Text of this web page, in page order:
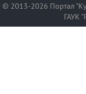
© 2013-2026 Портал
ГАУК